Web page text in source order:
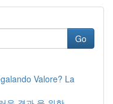
Go
Valore? La